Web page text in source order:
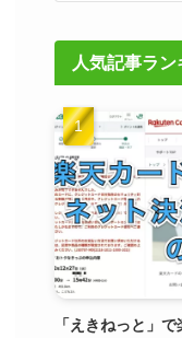
人気記事ラン
「えきねっと」